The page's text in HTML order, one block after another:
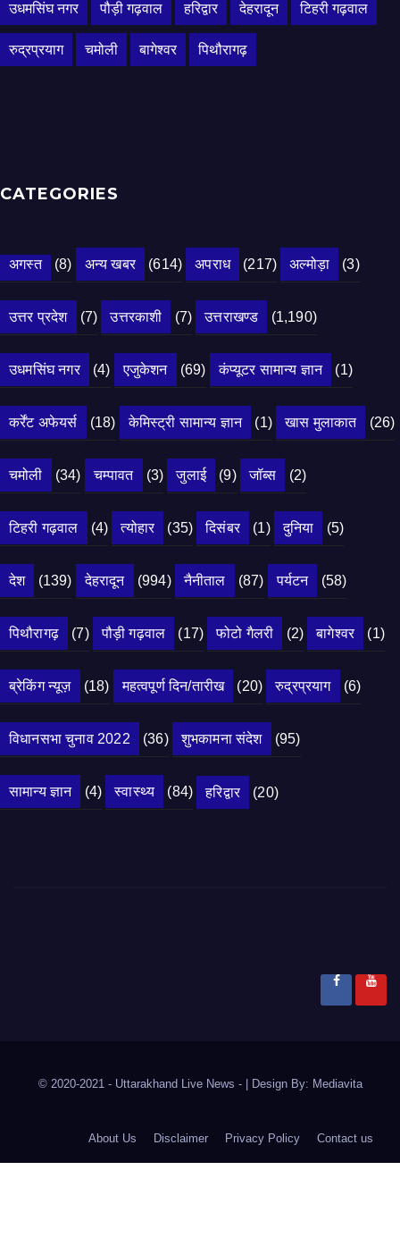
उधमसिंघ नगर पौड़ी गढ़वाल हरिद्वार देहरादून टिहरी गढ़वाल
रुद्रप्रयाग चमोली बागेश्वर पिथौरागढ़
CATEGORIES
अगस्त (8) अन्य खबर (614) अपराध (217) अल्मोड़ा (3)
उत्तर प्रदेश (7) उत्तरकाशी (7) उत्तराखण्ड (1,190)
उधमसिंघ नगर (4) एजुकेशन (69) कंप्यूटर सामान्य ज्ञान (1)
कर्रेंट अफेयर्स (18) केमिस्ट्री सामान्य ज्ञान (1) खास मुलाकात (26)
चमोली (34) चम्पावत (3) जुलाई (9) जॉब्स (2)
टिहरी गढ़वाल (4) त्योहार (35) दिसंबर (1) दुनिया (5)
देश (139) देहरादून (994) नैनीताल (87) पर्यटन (58)
पिथौरागढ़ (7) पौड़ी गढ़वाल (17) फोटो गैलरी (2) बागेश्वर (1)
ब्रेकिंग न्यूज़ (18) महत्वपूर्ण दिन/तारीख (20) रुद्रप्रयाग (6)
विधानसभा चुनाव 2022 (36) शुभकामना संदेश (95)
सामान्य ज्ञान (4) स्वास्थ्य (84) हरिद्वार (20)
© 2020-2021 - Uttarakhand Live News - Design By: Mediavita
About Us Disclaimer Privacy Policy Contact us